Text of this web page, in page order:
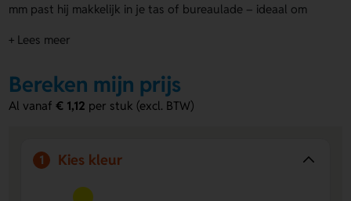
mm past hij makkelijk in je tas of bureaulade – ideaal om
geeft meteen een oppepper en zorgt voor herkenning én
creatief ontwerp. Deze bedrukte stressballen
voor een speelse promotie of een origineel cadeautje.
+ Lees meer
Bereken mijn prijs
Al vanaf€ 1,12 per stuk (excl. BTW)
1 Kies kleur